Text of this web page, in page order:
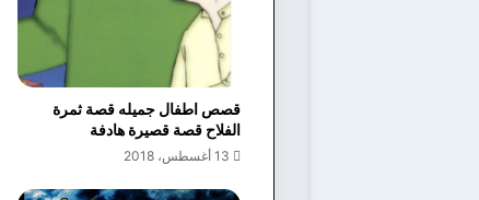
قصص اطفال جميله قصة ثمرة
الفلاح قصة قصيرة هادفة
13 أغسطس، 2018